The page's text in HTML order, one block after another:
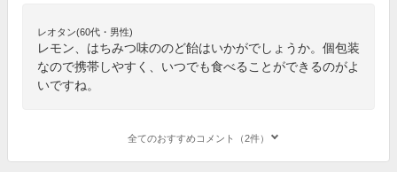
レオタン(60代・男性)
レモン、はちみつ味ののど飴はいかがでしょうか。個包装
なので携帯しやすく、いつでも食べることができるのがよ
いですね。
全てのおすすめコメント（2件）